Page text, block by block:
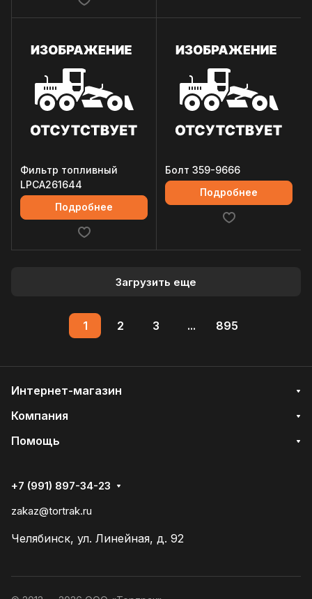
Фильтр топливный
LPCA261644
Подробнее
Болт 359-9666
Подробнее
Загрузить еще
1 2 3 ... 895
Интернет-магазин
Компания
Помощь
+7 (991) 897-34-23
zakaz@tortrak.ru
Челябинск, ул. Линейная, д. 92